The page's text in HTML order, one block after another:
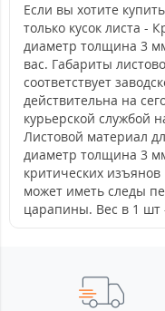
Если вы хотите
только кусок листа -
диаметр толщина 3
вас. Габариты
соответствует
действительна на
курьерской службой
Листовой материал
диаметр толщина 3
критических
может иметь следы
царапины. Вес в 1 шт